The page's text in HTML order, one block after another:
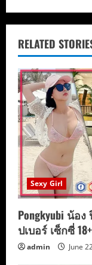
n
u
e
R
e
a
d
i
n
g
RELATED
Sexy Girl
Pongkyubi น้อ
ปเบอร์ เซ็กซี่ 18+
admin June